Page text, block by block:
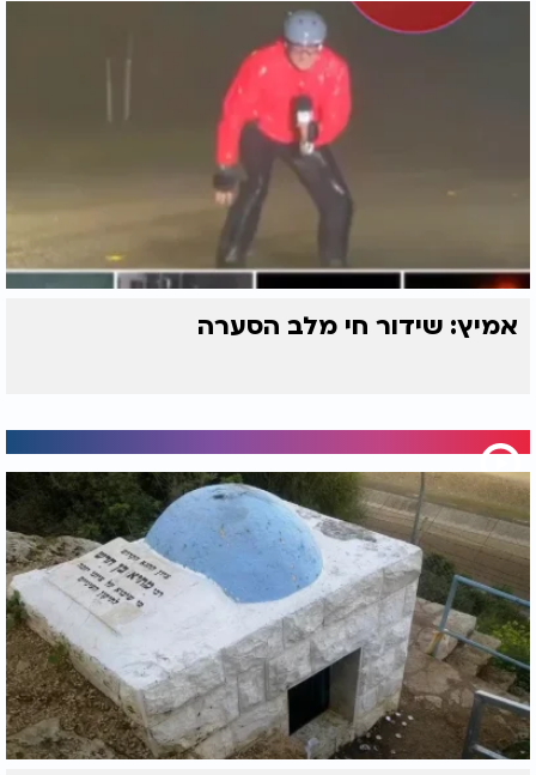
אמיץ: שידור חי מלב הסערה